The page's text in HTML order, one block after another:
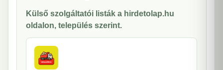
Külső szolgáltatói listák a hirdetolap.hu
oldalon, település szerint.